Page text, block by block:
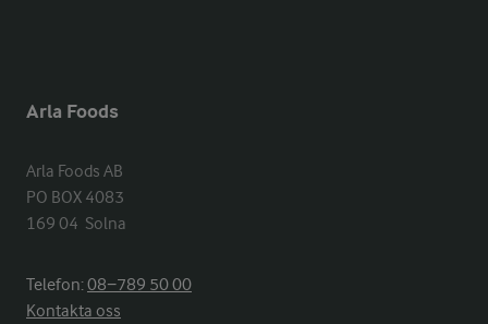
Arla Foods
Arla Foods AB
PO BOX 4083
169 04  Solna
Telefon:08−789 50 00
Kontakta oss